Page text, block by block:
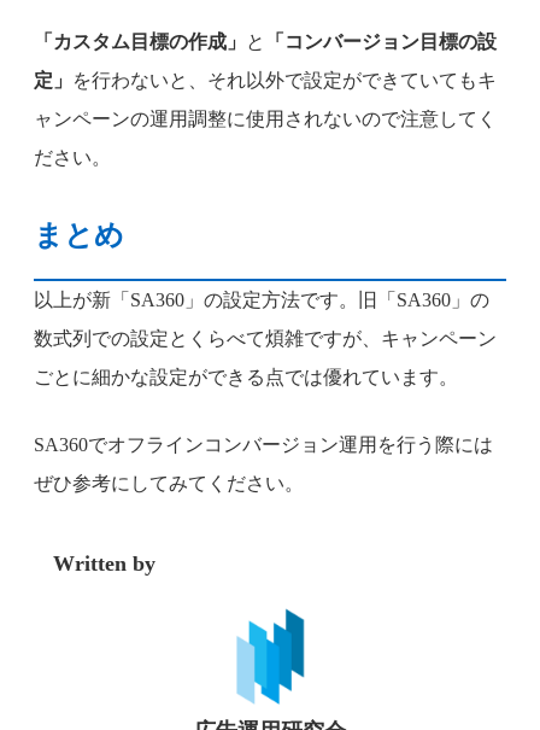
「カスタム目標の作成」 と
「コンバージョン目標の設
定」
を行わないと、それ以外で設定ができていてもキ
ャンペーンの運用調整に使用されないので注意してく
ださい。
まとめ
以上が新「SA360」の設定方法です。旧「SA360」の
数式列での設定とくらべて煩雑ですが、キャンペーン
ごとに細かな設定ができる点では優れています。
SA360でオフラインコンバージョン運用を行う際には
ぜひ参考にしてみてください。
Written by